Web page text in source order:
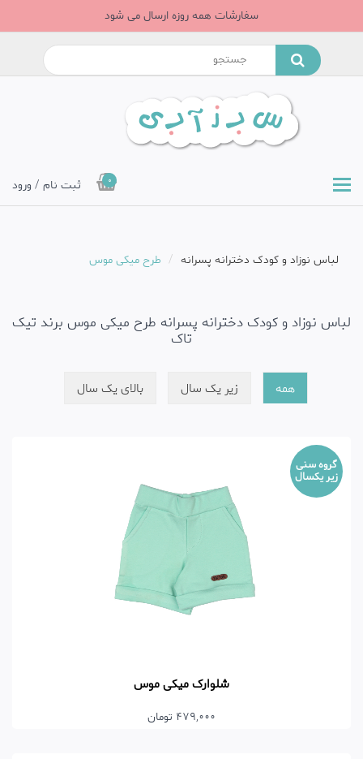
سفارشات همه روزه ارسال می شود
0 ثبت نام / ورود
لباس نوزاد و کودک دخترانه پسرانه طرح میکی موس
لباس نوزاد و کودک دخترانه پسرانه طرح میکی موس برند تیک
تاک
همه زیر یک سال بالای یک سال
گروه سنی
زیر یکسال
شلوارک میکی موس
479,000 تومان